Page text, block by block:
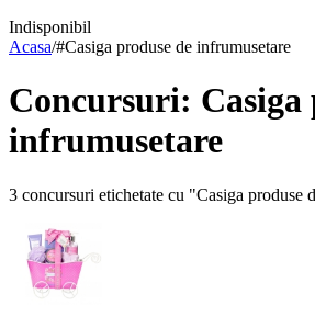
Indisponibil
Acasa/#Casiga produse de infrumusetare
Concursuri: Casiga
infrumusetare
3 concursuri etichetate cu "Casiga produse